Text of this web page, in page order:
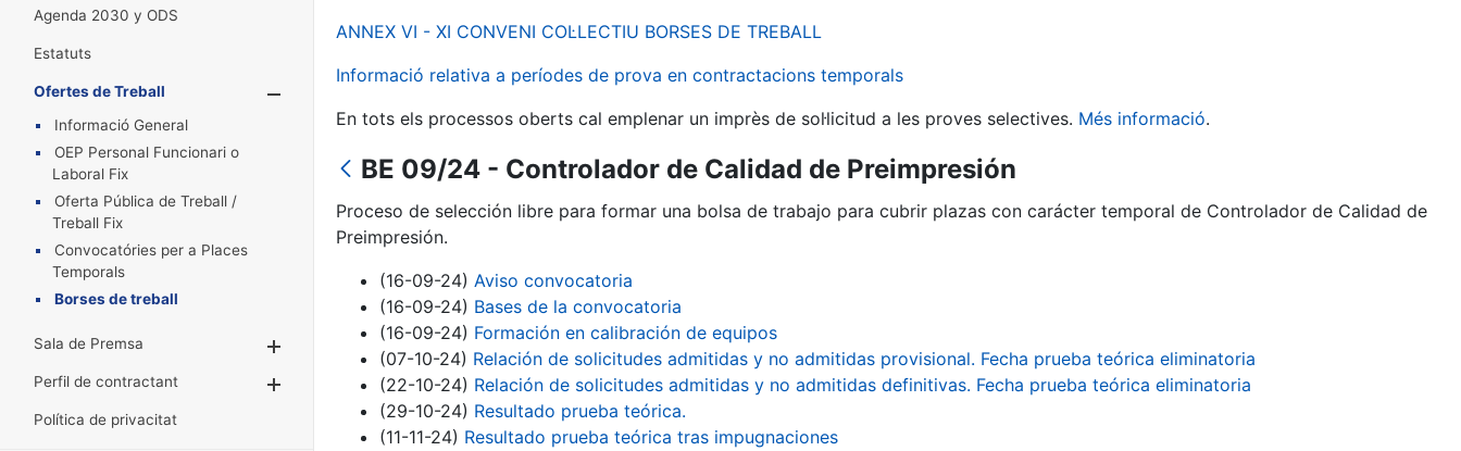
Agenda 2030 y ODS
Estatuts
Ofertes de Treball
Informació General
OEP Personal Funcionari o
Laboral Fix
Oferta Pública de Treball /
Treball Fix
Convocatóries per a Places
Temporals
Borses de treball
Sala de Premsa
Mostra/Amaga
Perfil de contractant
Mostra/Amaga
Política de privacitat
ANNEX VI - XI CONVENI COL·LECTIU BORSES DE TREBALL
Informació relativa a períodes de prova en contractacions temporals
En tots els processos oberts cal emplenar un imprès de sol·licitud a les proves selectives. Més informació.
BE 09/24 - Controlador de Calidad de Preimpresión
Proceso de selección libre para formar una bolsa de trabajo para cubrir plazas con carácter temporal de Controlador de Calidad de
Preimpresión.
(16-09-24) Aviso convocatoria
(16-09-24) Bases de la convocatoria
(16-09-24) Formación en calibración de equipos
(07-10-24) Relación de solicitudes admitidas y no admitidas provisional. Fecha prueba teórica eliminatoria
(22-10-24) Relación de solicitudes admitidas y no admitidas definitivas. Fecha prueba teórica eliminatoria
(29-10-24) Resultado prueba teórica.
(11-11-24) Resultado prueba teórica tras impugnaciones